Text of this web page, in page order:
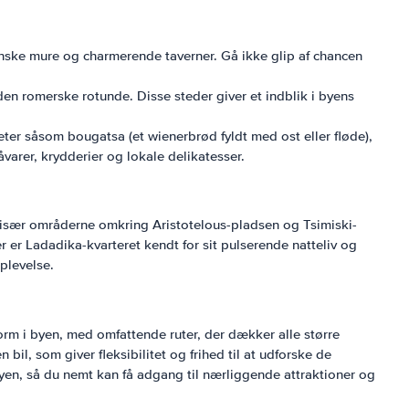
mure og charmerende taverner. Gå ikke glip af chancen
romerske rotunde. Disse steder giver et indblik i byens
såsom bougatsa (et wienerbrød fyldt med ost eller fløde),
krydderier og lokale delikatesser.
områderne omkring Aristotelous-pladsen og Tsimiski-
Ladadika-kvarteret kendt for sit pulserende natteliv og
i byen, med omfattende ruter, der dækker alle større
bil, som giver fleksibilitet og frihed til at udforske de
så du nemt kan få adgang til nærliggende attraktioner og